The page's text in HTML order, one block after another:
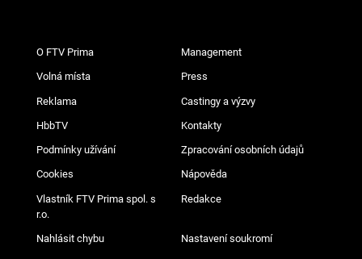
O FTV Prima Management
Volná místa Press
Reklama Castingy a výzvy
HbbTV Kontakty
Podmínky užívání Zpracování osobních údajů
Cookies Nápověda
Vlastník FTV Prima spol. s
r.o.
Redakce
Nahlásit chybu Nastavení soukromí